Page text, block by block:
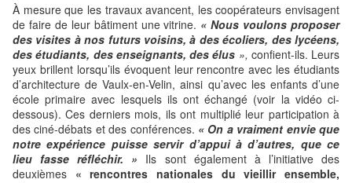
À mesure que les travaux avancent, les coopérateurs envisagent
de faire de leur bâtiment une vitrine. « Nous voulons proposer
des visites à nos futurs voisins, à des écoliers, des lycéens,
des étudiants, des enseignants, des élus », confient-ils. Leurs
yeux brillent lorsqu’ils évoquent leur rencontre avec les étudiants
d’architecture de Vaulx-en-Velin, ainsi qu’avec les enfants d’une
école primaire avec lesquels ils ont échangé (voir la vidéo ci-
dessous). Ces derniers mois, ils ont multiplié leur participation à
des ciné-débats et des conférences. « On a vraiment envie que
notre expérience puisse servir d’appui à d’autres, que ce
lieu fasse réfléchir. » Ils sont également à l’initiative des
deuxièmes « rencontres nationales du vieillir ensemble,